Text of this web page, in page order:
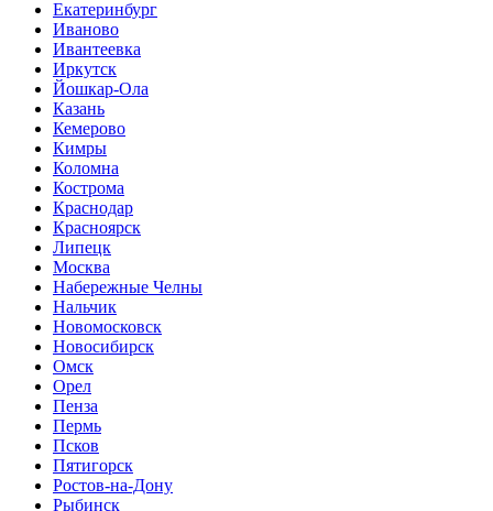
Екатеринбург
Иваново
Ивантеевка
Иркутск
Йошкар-Ола
Казань
Кемерово
Кимры
Коломна
Кострома
Краснодар
Красноярск
Липецк
Москва
Набережные Челны
Нальчик
Новомосковск
Новосибирск
Омск
Орел
Пенза
Пермь
Псков
Пятигорск
Ростов-на-Дону
Рыбинск